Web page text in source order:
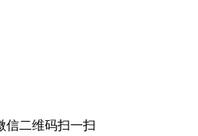
信二维码扫一扫